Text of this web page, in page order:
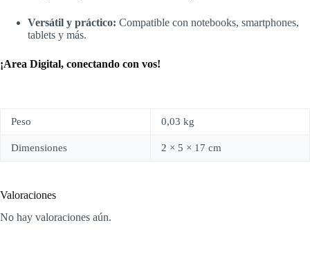
Versátil y práctico: Compatible con notebooks, smartphones,
tablets y más.
¡Area Digital, conectando con vos!
Peso 0,03 kg
Dimensiones 2 × 5 × 17 cm
Valoraciones
No hay valoraciones aún.